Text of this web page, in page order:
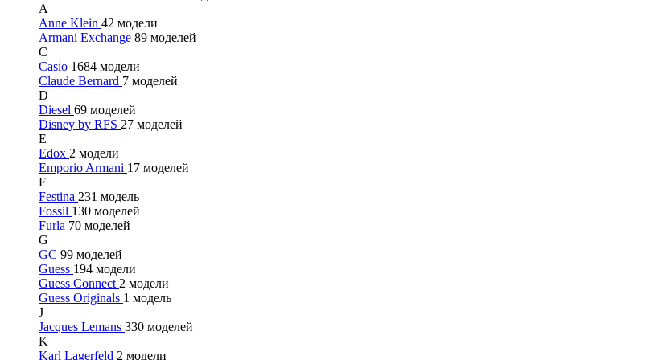
A
Anne Klein 42 модели
Armani Exchange 89 моделей
C
Casio 1684 модели
Claude Bernard 7 моделей
D
Diesel 69 моделей
Disney by RFS 27 моделей
E
Edox 2 модели
Emporio Armani 17 моделей
F
Festina 231 модель
Fossil 130 моделей
Furla 70 моделей
G
GC 99 моделей
Guess 194 модели
Guess Connect 2 модели
Guess Originals 1 модель
J
Jacques Lemans 330 моделей
K
Karl Lagerfeld 2 модели